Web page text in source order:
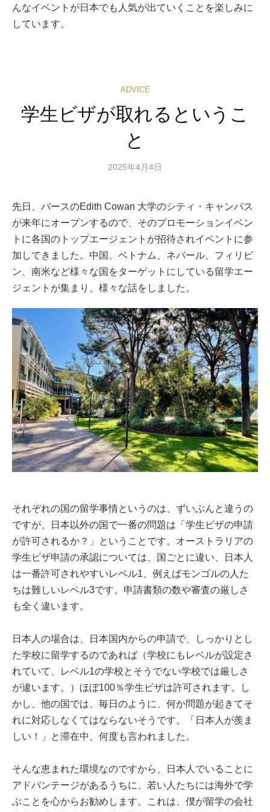
んなイベントが日本でも人気が出ていくことを楽しみに
しています。
ADVICE
学生ビザが取れるというこ
と
2025年4月4日
先日、パースのEdith Cowan 大学のシティ・キャンパス
が来年にオープンするので、そのプロモーションイベン
トに各国のトップエージェントが招待されイベントに参
加してきました。中国、ベトナム、ネパール、フィリピ
ン、南米など様々な国をターゲットにしている留学エー
ジェントが集まり、様々な話をしました。
それぞれの国の留学事情というのは、ずいぶんと違うの
ですが、日本以外の国で一番の問題は「学生ビザの申請
が許可されるか？」ということです。オーストラリアの
学生ビザ申請の承認については、国ごとに違い、日本人
は一番許可されやすいレベル1、例えばモンゴルの人た
ちは難しいレベル3です。申請書類の数や審査の厳しさ
も全く違います。
日本人の場合は、日本国内からの申請で、しっかりとし
た学校に留学するのであれば（学校にもレベルが設定さ
れていて、レベル1の学校とそうでない学校では厳しさ
が違います。）ほぼ100％学生ビザは許可されます。し
かし、他の国では、毎日のように、何か問題が起きてそ
れに対応しなくてはならないそうです。「日本人が羨ま
しい！」と滞在中、何度も言われました。
そんな恵まれた環境なのですから、日本人でいることに
アドバンテージがあるうちに、若い人たちには海外で学
ぶことを心からお勧めします。これは、僕が留学の会社